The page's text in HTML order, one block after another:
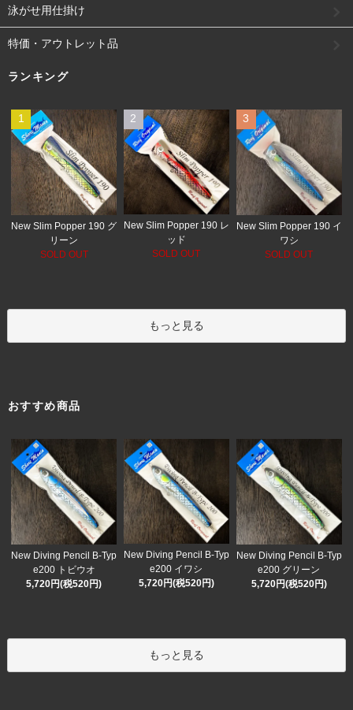
泳がせ用仕掛け
特価・アウトレット品
ランキング
1
New Slim Popper 190 グ
リーン
SOLD OUT
2
New Slim Popper 190 レ
ッド
SOLD OUT
3
New Slim Popper 190 イ
ワシ
SOLD OUT
もっと見る
おすすめ商品
New Diving Pencil B-Typ
e200 トビウオ
5,720円(税520円)
New Diving Pencil B-Typ
e200 イワシ
5,720円(税520円)
New Diving Pencil B-Typ
e200 グリーン
5,720円(税520円)
もっと見る